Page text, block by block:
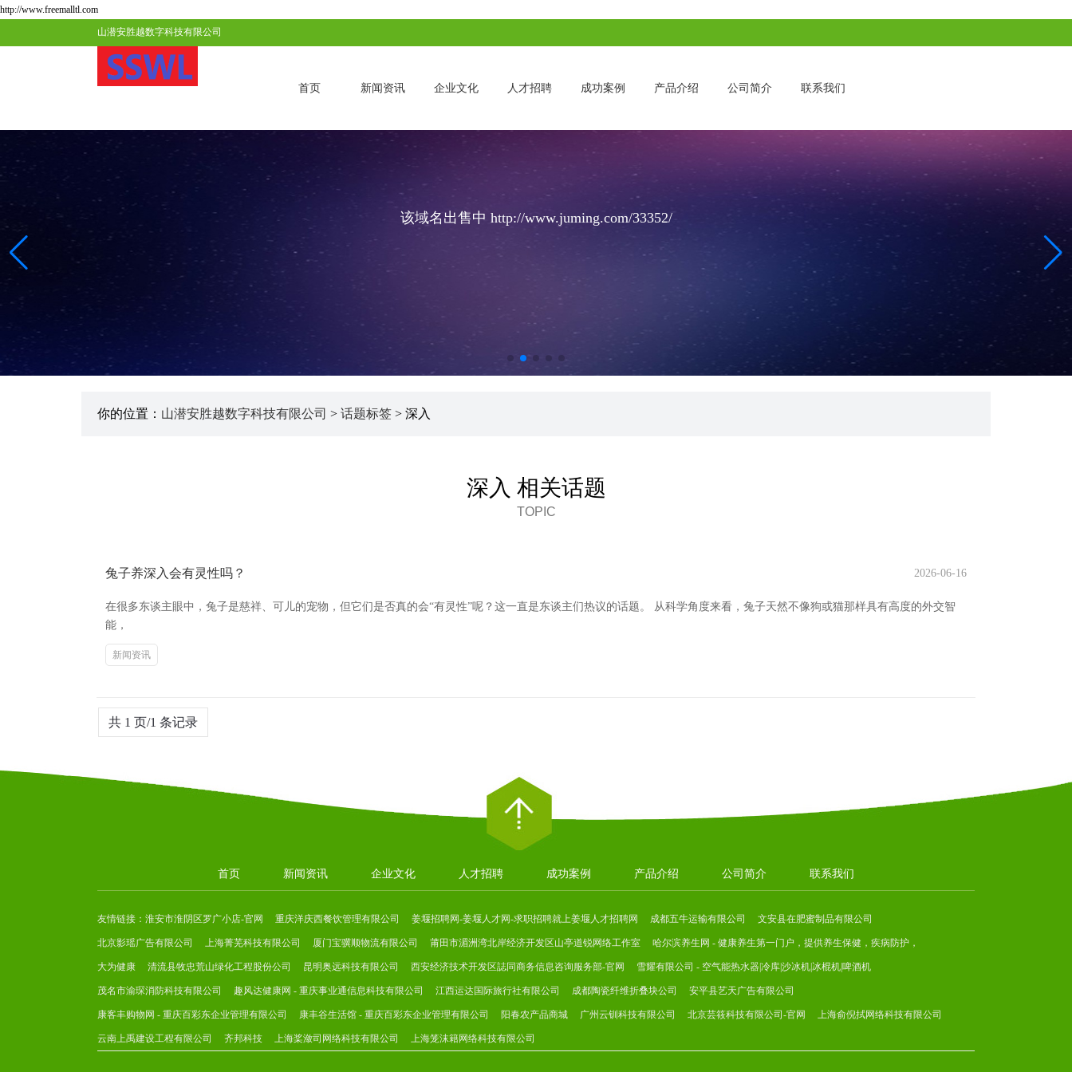
http://www.freemalltl.com
山潜安胜越数字科技有限公司
首页 新闻资讯 企业文化 人才招聘 成功案例 产品介绍 公司简介 联系我们
该域名出售中 http://www.juming.com/33352/
你的位置： 山潜安胜越数字科技有限公司 > 话题标签 > 深入
深入 相关话题
TOPIC
兔子养深入会有灵性吗？ 2026-06-16
在很多东谈主眼中，兔子是慈祥、可儿的宠物，但它们是否真的会“有灵性”呢？这一直是东谈主们热议的话题。 从科学角度来看，兔子天然不像狗或猫那样具有高度的外交智
能，
新闻资讯
共 1 页/1 条记录
首页 新闻资讯 企业文化 人才招聘 成功案例 产品介绍 公司简介 联系我们
友情链接： 淮安市淮阴区罗广小店-官网 重庆洋庆西餐饮管理有限公司 姜堰招聘网-姜堰人才网-求职招聘就上姜堰人才招聘网 成都五牛运输有限公司 文安县在肥蜜制品有限公司
北京影瑶广告有限公司 上海菁芜科技有限公司 厦门宝骥顺物流有限公司 莆田市湄洲湾北岸经济开发区山亭道锐网络工作室 哈尔滨养生网 - 健康养生第一门户，提供养生保健，疾病防护，
大为健康 清流县牧忠荒山绿化工程股份公司 昆明奥远科技有限公司 西安经济技术开发区誌同商务信息咨询服务部-官网 雪耀有限公司 - 空气能热水器|冷库|沙冰机|冰棍机|啤酒机
茂名市渝琛消防科技有限公司 趣风达健康网 - 重庆事业通信息科技有限公司 江西运达国际旅行社有限公司 成都陶瓷纤维折叠块公司 安平县艺天广告有限公司
康客丰购物网 - 重庆百彩东企业管理有限公司 康丰谷生活馆 - 重庆百彩东企业管理有限公司 阳春农产品商城 广州云钏科技有限公司 北京芸筱科技有限公司-官网 上海俞倪拭网络科技有限公司
云南上禹建设工程有限公司 齐邦科技 上海桨潋司网络科技有限公司 上海笼沫籍网络科技有限公司